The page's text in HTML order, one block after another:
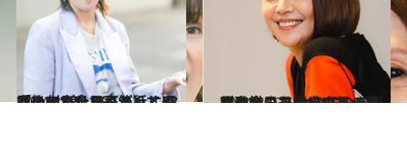
2024.3.13
「メルカリで売るんじゃないでしょうね？ってくぎを刺したり（笑）」58歳の小泉今日子が話す還暦後の“楽しみ”
カルチャー 2024.8.27
型破りのアイドルだった小泉今日子 女の子のあがきを描いた岡崎京子 二人のキョウコの自由への渇望
カルチャー